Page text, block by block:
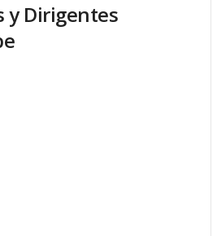
y Dirigentes